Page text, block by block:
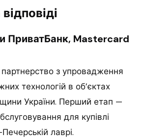
ПриватБанк, Mastercard
з упровадження
технологій в об’єктах
України. Перший етап —
для купівлі
лаврі.